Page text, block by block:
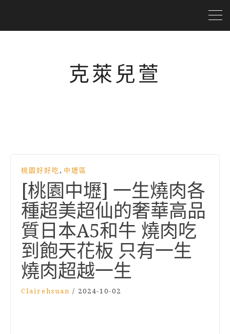
克萊兒萱
桃園好好吃 , 中壢區
[桃園中壢] 一生燒肉各
種超美超仙的奢華高品
質日本A5和牛 燒肉吃
到飽天花板 只有一生
燒肉超越一生
Clairehsuan / 2024-10-02